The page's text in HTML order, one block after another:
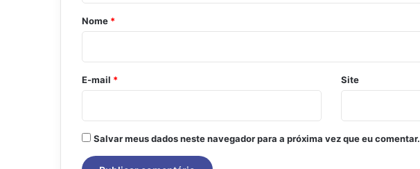
r
o
*
Nome *
E-mail * Site
Salvar meus dados neste navegador para a próxima vez que eu comentar.